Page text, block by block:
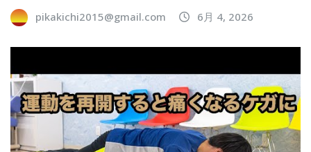
pikakichi2015@gmail.com 6月 4, 2026